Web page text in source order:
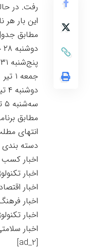
رفت. در حالی‌که پیش از این ۳
این بار
مطابق
دوشنبه ۲۸ خرداد
پنج‌شنبه ۳۱ خرداد
جمعه ۱ تیر
دوشنبه ۴ تیر
سه‌شنبه ۵ تیر
مطابق برنامه،
انتهای
دسته
اخبار کسب
اخبار
اخبار
اخبار
اخبار
اخبار
[ad_2]